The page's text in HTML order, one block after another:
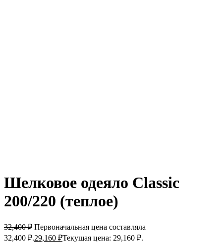
Шелковое одеяло Classic
200/220 (теплое)
32,400₽ Первоначальная цена составляла
32,400 ₽.29,160 ₽Текущая цена: 29,160 ₽.